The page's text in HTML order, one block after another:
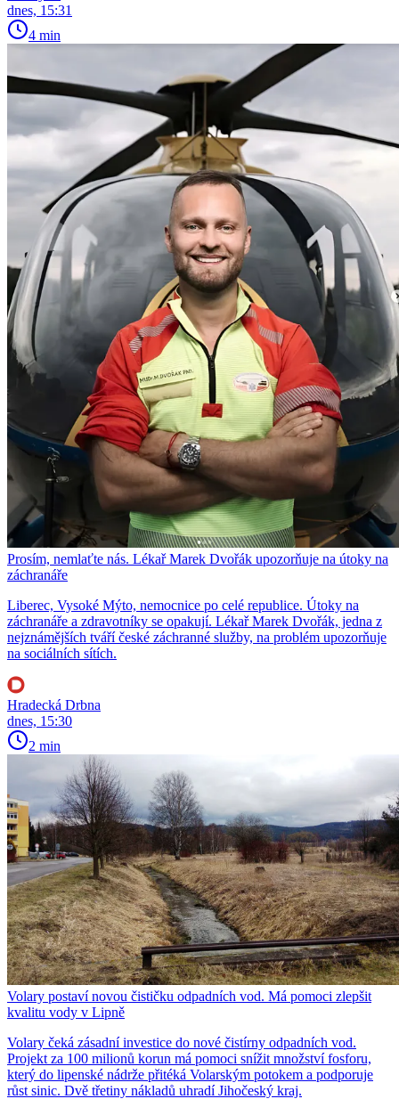
dnes, 15:31
4 min
Prosím, nemlaťte nás. Lékař Marek Dvořák upozorňuje na útoky na
záchranáře
Liberec, Vysoké Mýto, nemocnice po celé republice. Útoky na
záchranáře a zdravotníky se opakují. Lékař Marek Dvořák, jedna z
nejznámějších tváří české záchranné služby, na problém upozorňuje
na sociálních sítích.
Hradecká Drbna
dnes, 15:30
2 min
Volary postaví novou čističku odpadních vod. Má pomoci zlepšit
kvalitu vody v Lipně
Volary čeká zásadní investice do nové čistírny odpadních vod.
Projekt za 100 milionů korun má pomoci snížit množství fosforu,
který do lipenské nádrže přitéká Volarským potokem a podporuje
růst sinic. Dvě třetiny nákladů uhradí Jihočeský kraj.